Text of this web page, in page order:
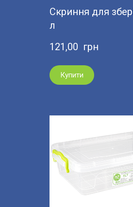
Скриння для
л
121,00  грн
Купити